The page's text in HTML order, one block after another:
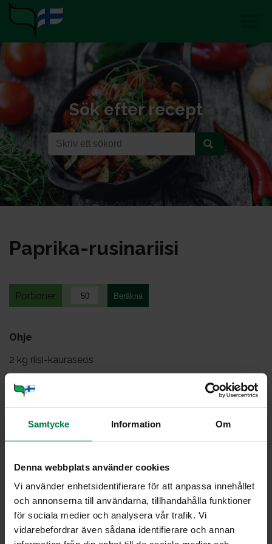
Samtycke Information Om
Denna webbplats använder cookies
Vi använder enhetsidentifierare för att anpassa innehållet
och annonserna till användarna, tillhandahålla funktioner
för sociala medier och analysera vår trafik. Vi
vidarebefordrar även sådana identifierare och annan
Sök efter recept
Pap­ri­ka-ru­si­na­rii­si
Portioner
Ohje
2 kg riisi-kauraseos
0.05kg suola
kg paprika, kuutio
Mittaa riisi, vesi ja suola GN-vuokaan. Kypsennä hetki.
Lisää rusinat ja paprikat kypsennyksen puolivälissä.
Vinkki: Tarjoa esimerkiksi Nuppukaalicurryn lisäkkeenä.